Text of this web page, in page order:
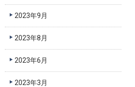
2023年9月
2023年8月
2023年6月
2023年3月